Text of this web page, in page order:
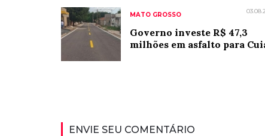
MATO GROSSO
Governo investe R$ 47,3
milhões em asfalto para
ENVIE SEU COMENTÁRIO